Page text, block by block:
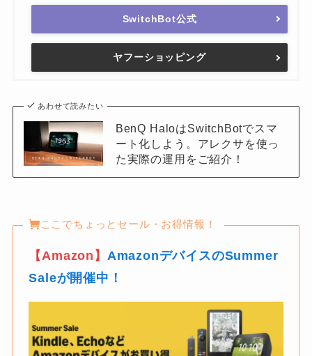
SwitchBot公式
ヤフーショッピング
あわせて読みたい
BenQ HaloはSwitchBotでスマ
ート化しよう。アレクサを使っ
た実際の運用をご紹介！
ここでちょっとセール・お得情報！
【Amazon】 AmazonデバイスのSummer
Saleが開催中！